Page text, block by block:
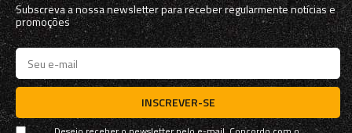
Subscreva a nossa newsletter para receber regularmente notícias e
promoções
INSCREVER-SE